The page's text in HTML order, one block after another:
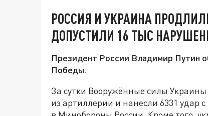
РОССИЯ И УКРАИНА
ДОПУСТИЛИ 16 ТЫС
Президент России Владимир Путин
Победы.
За сутки Вооружённые силы Украины
из артиллерии и нанесли 6331 удар